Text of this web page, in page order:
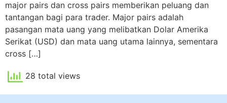
major pairs dan cross pairs memberikan peluang dan
tantangan bagi para trader. Major pairs adalah
pasangan mata uang yang melibatkan Dolar Amerika
Serikat (USD) dan mata uang utama lainnya, sementara
cross […]
28 total views